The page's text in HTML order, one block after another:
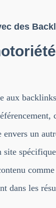
des
aux
envers un
site
dans les